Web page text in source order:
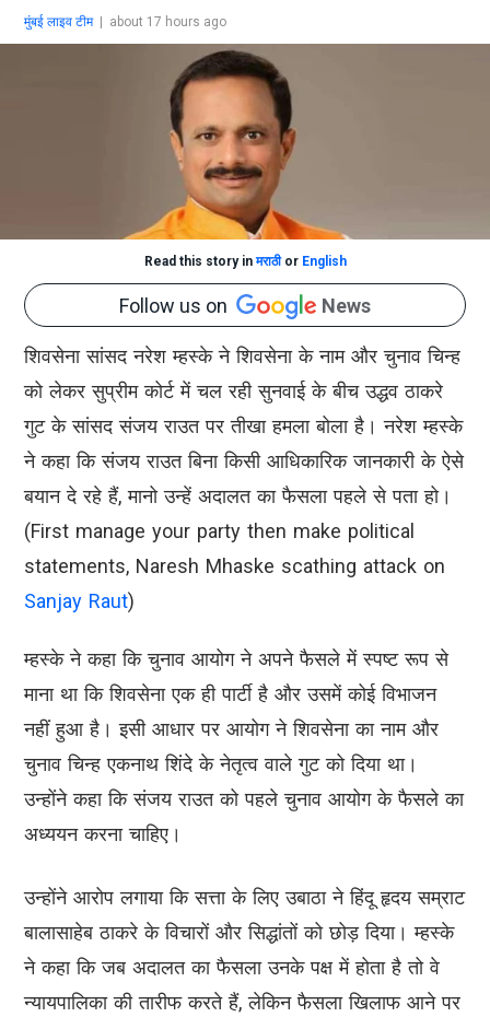
मुंबई लाइव टीम| about 17 hours ago
Read this story inमराठीor English
Follow us on News
शिवसेना सांसद नरेश म्हस्के ने शिवसेना के नाम और चुनाव चिन्ह
को लेकर सुप्रीम कोर्ट में चल रही सुनवाई के बीच उद्धव ठाकरे
गुट के सांसद संजय राउत पर तीखा हमला बोला है। नरेश म्हस्के
ने कहा कि संजय राउत बिना किसी आधिकारिक जानकारी के ऐसे
बयान दे रहे हैं, मानो उन्हें अदालत का फैसला पहले से पता हो।
(First manage your party then make political
statements, Naresh Mhaske scathing attack on
Sanjay Raut)
म्हस्के ने कहा कि चुनाव आयोग ने अपने फैसले में स्पष्ट रूप से
माना था कि शिवसेना एक ही पार्टी है और उसमें कोई विभाजन
नहीं हुआ है। इसी आधार पर आयोग ने शिवसेना का नाम और
चुनाव चिन्ह एकनाथ शिंदे के नेतृत्व वाले गुट को दिया था।
उन्होंने कहा कि संजय राउत को पहले चुनाव आयोग के फैसले का
अध्ययन करना चाहिए।
उन्होंने आरोप लगाया कि सत्ता के लिए उबाठा ने हिंदू हृदय सम्राट
बालासाहेब ठाकरे के विचारों और सिद्धांतों को छोड़ दिया। म्हस्के
ने कहा कि जब अदालत का फैसला उनके पक्ष में होता है तो वे
न्यायपालिका की तारीफ करते हैं, लेकिन फैसला खिलाफ आने पर